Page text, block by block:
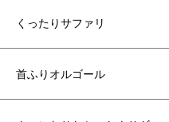
くったりサファリ
首ふりオルゴール